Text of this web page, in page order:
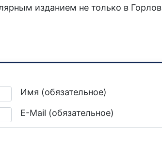
изданием не только в
диспансера
Имя (обязательное)
E-Mail (обязательное)